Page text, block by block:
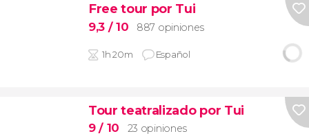
Free tour por Tui
9,3 / 10 887 opiniones
1h 20m Español
Tour teatralizado por Tui
9/ 10 23 opiniones